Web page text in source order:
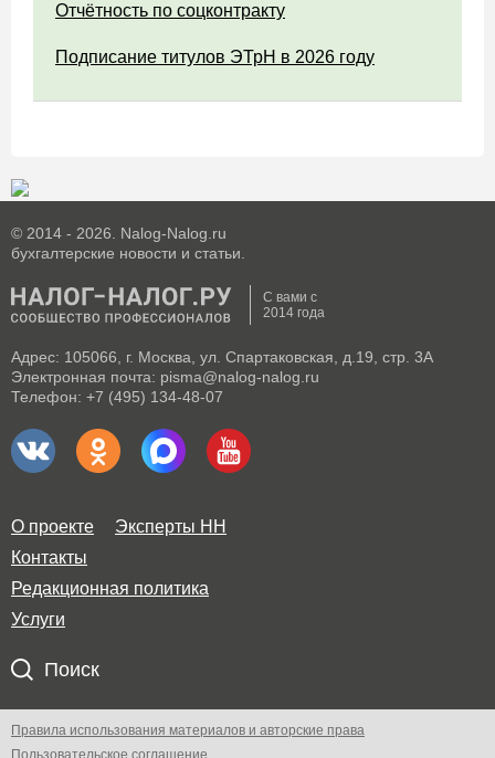
Отчётность по соцконтракту
Подписание титулов ЭТрН в 2026 году
© 2014 - 2026. Nalog-Nalog.ru
бухгалтерские новости и статьи.
С вами с
2014 года
Адрес: 105066, г. Москва, ул. Спартаковская, д.19, стр. 3А
Электронная почта: pisma@nalog-nalog.ru
Телефон: +7 (495) 134-48-07
О проекте
Эксперты НН
Контакты
Редакционная политика
Услуги
Поиск
Правила использования материалов и авторские права
Пользовательское соглашение